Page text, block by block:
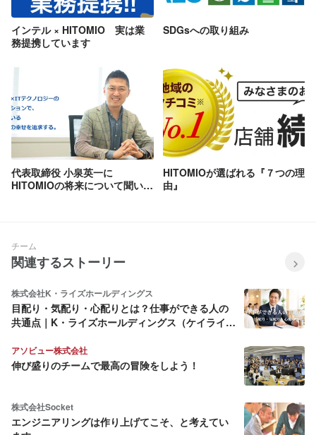
インテル × HITOMIO 実は業
務提携しています
SDGsへの取り組み
代表取締役 小泉英一に
HITOMIOの将来について聞いて
HITOMIOが選ばれる『７つの理
由』
チーム
関連するストーリー
株式会社K・ライズホールディングス
目配り・気配り・心配りとは？仕事ができる人の
共通点｜K・ライズホールディングス（ケイライ
アソビュー株式会社
伸び盛りのチームで最高の冒険をしよう！
株式会社Socket
エンジニアリングは作り上げてこそ、と考えてい